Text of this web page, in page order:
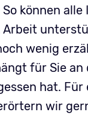
können
Arbeit
wenig
für Sie
hat.
wir